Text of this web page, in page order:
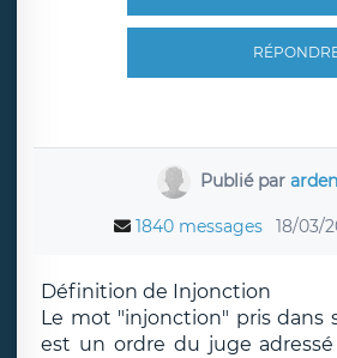
Publié par
1840 messages 18/03/
Définition de Injonction
Le mot "injonction" pris dans
est un ordre du juge